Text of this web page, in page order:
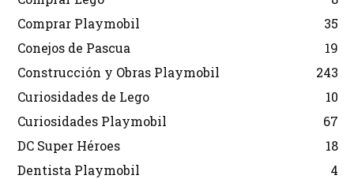
Comprar Playmobil
35
Conejos de Pascua
19
Construcción y Obras Playmobil
243
Curiosidades de Lego
10
Curiosidades Playmobil
67
DC Super Héroes
18
Dentista Playmobil
4